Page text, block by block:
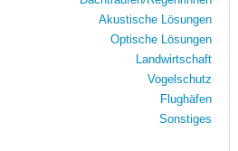
Akustische Lösungen
Optische Lösungen
Landwirtschaft
Vogelschutz
Flughäfen
Sonstiges